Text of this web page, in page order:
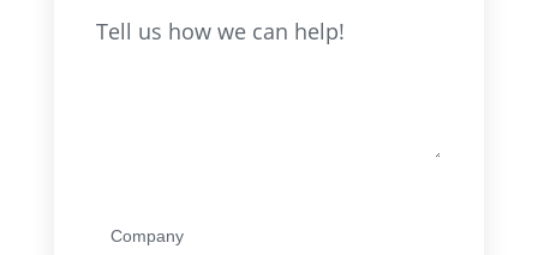
Tell us how we can help!
Full